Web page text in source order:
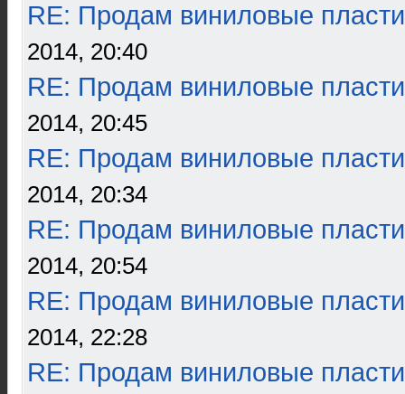
RE: Продам виниловые
2014, 20:40
RE: Продам виниловые
2014, 20:45
RE: Продам виниловые
2014, 20:34
RE: Продам виниловые
2014, 20:54
RE: Продам виниловые
2014, 22:28
RE: Продам виниловые